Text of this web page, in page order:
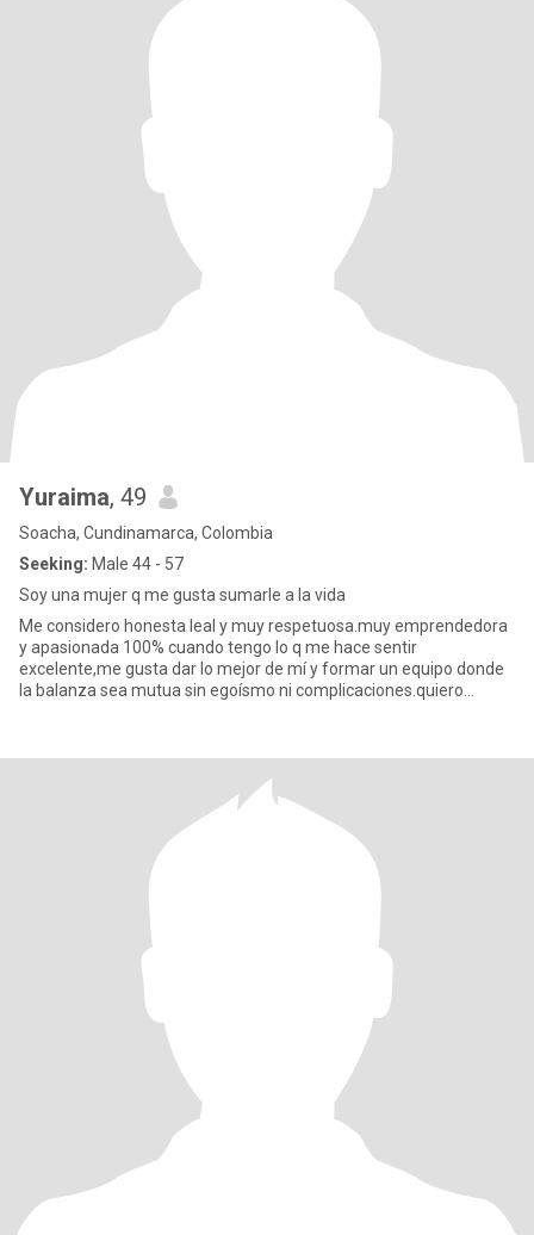
Yuraima, 49
Soacha, Cundinamarca, Colombia
Seeking: Male 44 - 57
Soy una mujer q me gusta sumarle a la vida
Me considero honesta leal y muy respetuosa.muy emprendedora
y apasionada 100% cuando tengo lo q me hace sentir
excelente,me gusta dar lo mejor de mí y formar un equipo donde
la balanza sea mutua sin egoísmo ni complicaciones.quiero